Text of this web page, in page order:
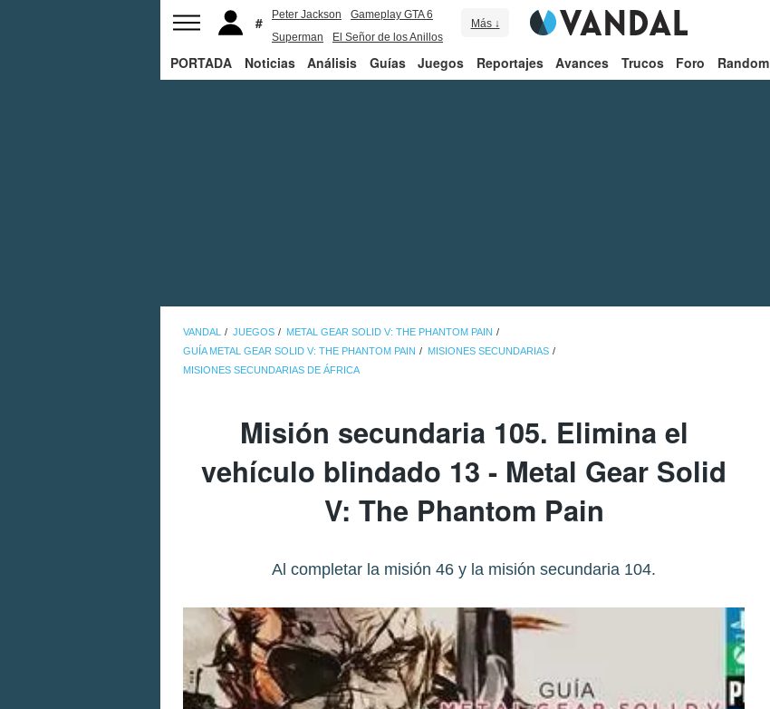
Peter Jackson
Gameplay GTA 6
Superman
El Señor de los Anillos
Más ↓
PORTADA Noticias Análisis Guías Juegos Reportajes Avances Trucos Foro Random
VANDAL JUEGOS
METAL GEAR SOLID V: THE PHANTOM PAIN
GUÍA METAL GEAR SOLID V: THE PHANTOM PAIN
MISIONES SECUNDARIAS
MISIONES SECUNDARIAS DE ÁFRICA
Misión secundaria 105. Elimina el
vehículo blindado 13 - Metal Gear Solid
V: The Phantom Pain
Al completar la misión 46 y la misión secundaria 104.